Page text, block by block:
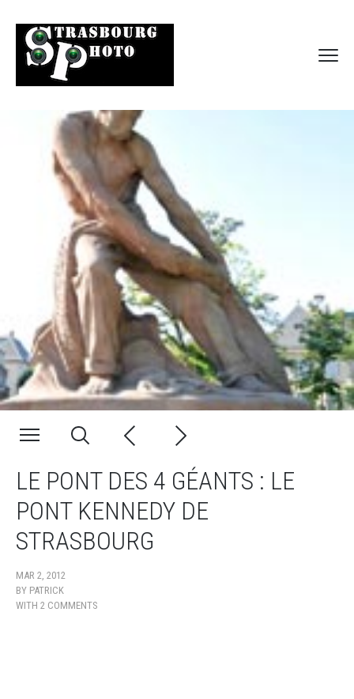
LE PONT DES 4 GÉANTS : LE
PONT KENNEDY DE
STRASBOURG
MAR 2, 2012
BY PATRICK
WITH 2 COMMENTS